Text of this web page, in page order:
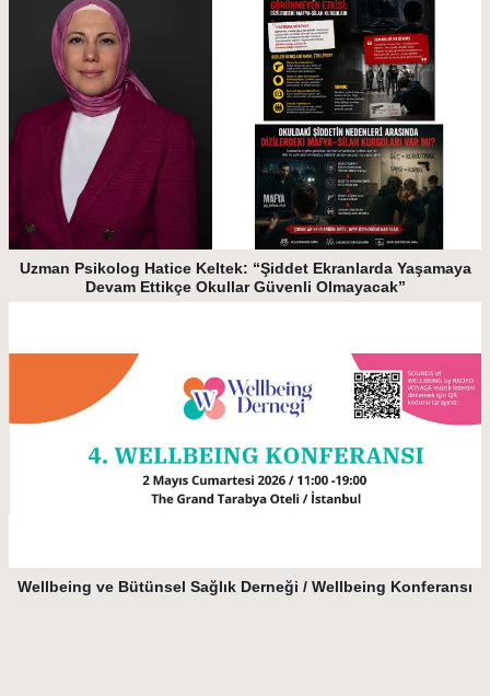
Uzman Psikolog Hatice Keltek: “Şiddet Ekranlarda Yaşamaya
Devam Ettikçe Okullar Güvenli Olmayacak”
Wellbeing ve Bütünsel Sağlık Derneği / Wellbeing Konferansı